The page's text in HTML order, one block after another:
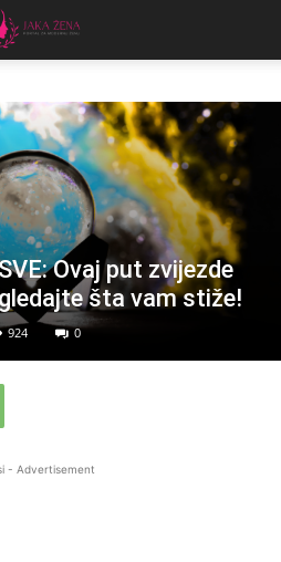
Ovaj put zvijezde
šta vam stiže!
924 0
- Advertisement